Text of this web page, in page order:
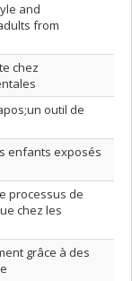
and
from
chez
outil de
enfants exposés
processus de
chez les
grâce à des